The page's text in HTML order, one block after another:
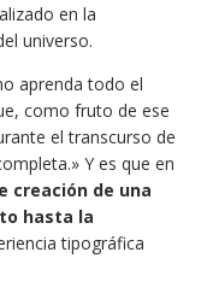
en la
universo.
aprenda todo el
como fruto de ese
el transcurso de
Y es que en
creación de una
hasta la
tipográfica